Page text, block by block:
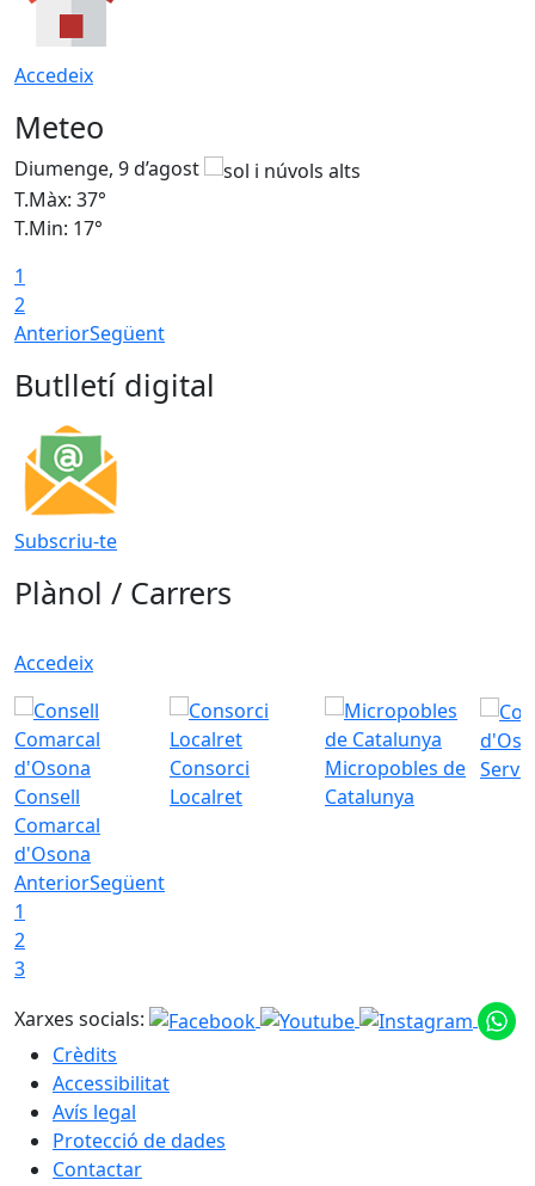
Accedeix
Meteo
Diumenge, 9 d’agost
T.Màx: 37°
T.Min: 17°
1
2
AnteriorSegüent
Butlletí digital
Subscriu-te
Plànol / Carrers
Accedeix
Consell
Comarcal
d'Osona
Consorci
Localret
Micropobles de
Catalunya
AnteriorSegüent
1
2
3
Xarxes socials:
Crèdits
Accessibilitat
Avís legal
Protecció de dades
Contactar